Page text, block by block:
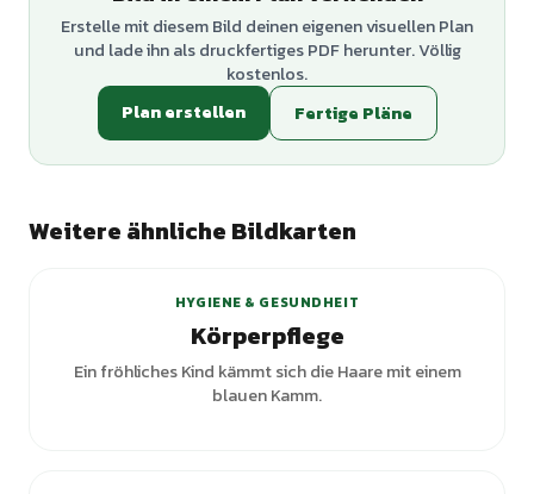
Erstelle mit diesem Bild deinen eigenen visuellen Plan
und lade ihn als druckfertiges PDF herunter. Völlig
kostenlos.
Plan erstellen
Fertige Pläne
Weitere ähnliche Bildkarten
HYGIENE & GESUNDHEIT
Körperpflege
Ein fröhliches Kind kämmt sich die Haare mit einem
blauen Kamm.